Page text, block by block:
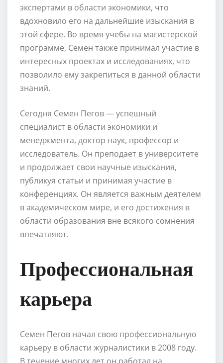
экспертами в области экономики, что
вдохновило его на дальнейшие изыскания в
этой сфере. Во время учебы на магистерской
программе, Семен также принимал участие в
интересных проектах и исследованиях, что
позволило ему закрепиться в данной области
знаний.
Сегодня Семен Пегов — успешный
специалист в области экономики и
менеджмента, доктор наук, профессор и
исследователь. Он преподает в университете
и продолжает свои научные изыскания,
публикуя статьи и принимая участие в
конференциях. Он является важным деятелем
в академическом мире, и его достижения в
области образования вне всякого сомнения
впечатляют.
Профессиональная
карьера
Семен Пегов начал свою профессиональную
карьеру в области журналистики в 2008 году.